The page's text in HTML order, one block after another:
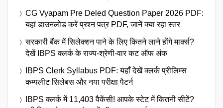
CG Vyapam Pre Deled Question Paper 2026 PDF:
यहां डाउनलोड करें प्रश्न पत्र PDF, जानें क्या रहा स्तर
सरकारी बैंक में सिलेक्शन पाने के लिए कितने लाने होंगे मार्क्स?
देखें IBPS क्लर्क के राज्य-श्रेणी-वार कट ऑफ अंक
IBPS Clerk Syllabus PDF: यहाँ देखें क्लर्क प्रीलिम्स
कम्पलीट सिलेबस और नया परीक्षा पैटर्न
IBPS क्लर्क में 11,403 वैकेंसी! आपके स्टेट में कितनी सीटें?